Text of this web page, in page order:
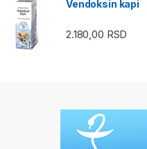
Vendoksin kapi
2.180,00 RSD